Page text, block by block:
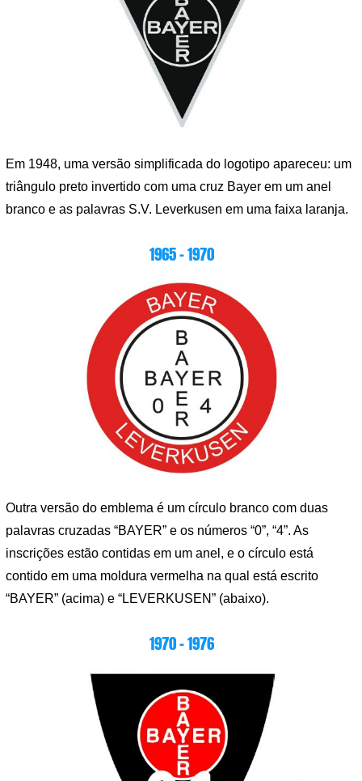
Em 1948, uma versão simplificada do logotipo apareceu: um
triângulo preto invertido com uma cruz Bayer em um anel
branco e as palavras S.V. Leverkusen em uma faixa laranja.
1965 – 1970
Outra versão do emblema é um círculo branco com duas
palavras cruzadas “BAYER” e os números “0”, “4”. As
inscrições estão contidas em um anel, e o círculo está
contido em uma moldura vermelha na qual está escrito
“BAYER” (acima) e “LEVERKUSEN” (abaixo).
1970 – 1976